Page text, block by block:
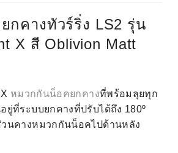
กคางทัวร์ริ่ง LS2 รุ่น
X สี Oblivion Matt
หมวกกันน็อคยกคางที่พร้อมลุยทุก
ยู่ที่ระบบยกคางที่ปรับได้ถึง 180º
นคางหมวกกันน็อคไปด้านหลัง